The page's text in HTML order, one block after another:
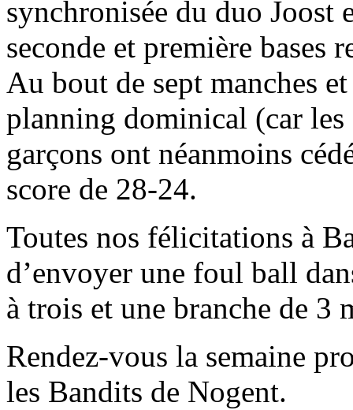
synchronisée du duo Joost
seconde et première bases
Au bout de sept manches
planning dominical (car
garçons ont néanmoins
score de 28-24.
Toutes nos félicitations à
d’envoyer une foul ball
à trois et une branche de 3
Rendez-vous la semaine
les Bandits de Nogent.